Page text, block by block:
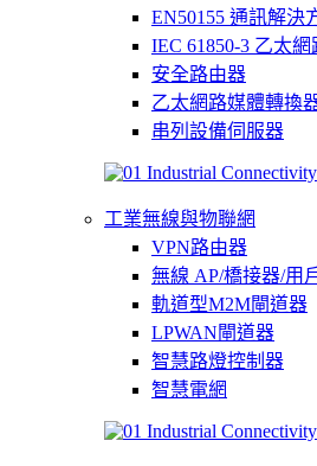
EN50155 通訊解決
IEC 61850-3 乙太
安全路由器
乙太網路媒體轉換
串列設備伺服器
工業無線與物聯網
VPN路由器
無線 AP/橋接器/用
軌道型M2M閘道器
LPWAN閘道器
智慧路燈控制器
智慧電網